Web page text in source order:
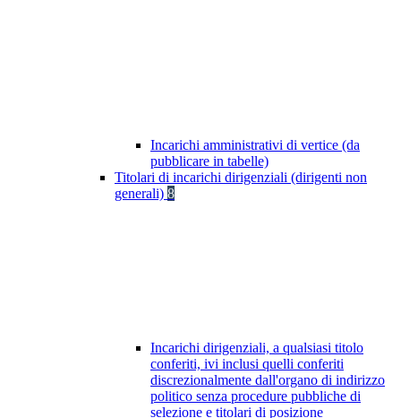
Incarichi amministrativi di vertice (da
pubblicare in tabelle)
Titolari di incarichi dirigenziali (dirigenti non
generali) 8
Incarichi dirigenziali, a qualsiasi titolo
conferiti, ivi inclusi quelli conferiti
discrezionalmente dall'organo di indirizzo
politico senza procedure pubbliche di
selezione e titolari di posizione